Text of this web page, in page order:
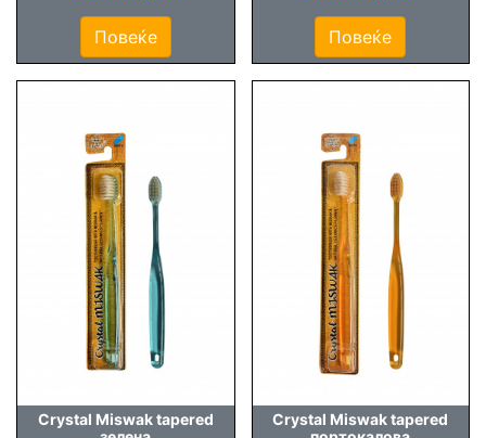
Повеќе Повеќе
Crystal Miswak tapered
Crystal Miswak tapered